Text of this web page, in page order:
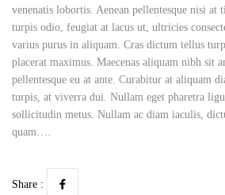
venenatis lobortis. Aenean pellentesque nisi
turpis odio, feugiat at lacus ut, ultricies
varius purus in aliquam. Cras dictum tellus
placerat maximus. Maecenas aliquam nibh sit
pellentesque eu at ante. Curabitur at aliquam
turpis, at viverra dui. Nullam eget pharetra
sollicitudin metus. Nullam ac diam iaculis,
quam….
Share :